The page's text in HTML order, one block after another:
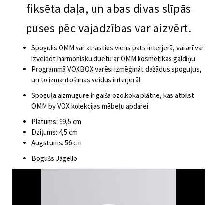
fiksēta daļa, un abas divas slīpās
puses pēc vajadzības var aizvērt.
Spogulis OMM var atrasties viens pats interjerā, vai arī var
izveidot harmonisku duetu ar OMM kosmētikas galdiņu.
Programmā VOXBOX varēsi izmēģināt dažādus spoguļus,
un to izmantošanas veidus interjerā!
Spoguļa aizmugure ir gaiša ozolkoka plātne, kas atbilst
OMM by VOX kolekcijas mēbeļu apdarei.
Platums: 99,5 cm
Dziļums: 4,5 cm
Augstums: 56 cm
Bogušs Jāgello